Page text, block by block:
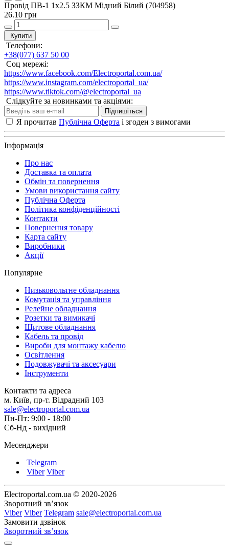
Провід ПВ-1 1x2.5 ЗЗКМ Мідний Білий (704958)
26.10 грн
Купити
Телефони:
+38(077) 637 50 00
Соц мережі:
https://www.facebook.com/Electroportal.com.ua/
https://www.instagram.com/electroportal_ua/
https://www.tiktok.com/@electroportal_ua
Слідкуйте за новинками та акціями:
Підпишіться
Я прочитав Публічна Оферта і згоден з вимогами
Інформація
Про нас
Доставка та оплата
Обмін та повернення
Умови використання сайту
Публічна Оферта
Політика конфіденційності
Контакти
Повернення товару
Карта сайту
Виробники
Акції
Популярне
Низьковольтне обладнання
Комутація та управління
Релейне обладнання
Розетки та вимикачі
Щитове обладнання
Кабель та провід
Вироби для монтажу кабелю
Освітлення
Подовжувачі та аксесуари
Інструменти
Контакти та адреса
м. Київ, пр-т. Відрадний 103
sale@electroportal.com.ua
Пн-Пт: 9:00 - 18:00
Сб-Нд - вихідний
Месенджери
Telegram
Viber Viber
Electroportal.com.ua © 2020-2026
Зворотний зв’язок
Viber Viber Telegram sale@electroportal.com.ua
Замовити дзвінок
Зворотний зв’язок